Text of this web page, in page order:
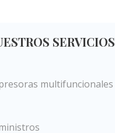
SERVICIOS
multifuncionales